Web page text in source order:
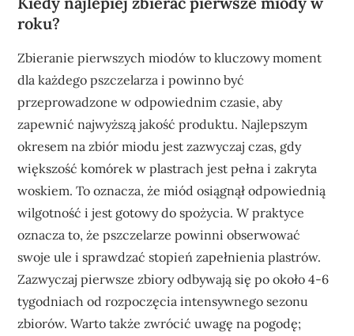
roku?
Zbieranie pierwszych miodów to kluczowy moment
dla każdego pszczelarza i powinno być
przeprowadzone w odpowiednim czasie, aby
zapewnić najwyższą jakość produktu. Najlepszym
okresem na zbiór miodu jest zazwyczaj czas, gdy
większość komórek w plastrach jest pełna i zakryta
woskiem. To oznacza, że miód osiągnął odpowiednią
wilgotność i jest gotowy do spożycia. W praktyce
oznacza to, że pszczelarze powinni obserwować
swoje ule i sprawdzać stopień zapełnienia plastrów.
Zazwyczaj pierwsze zbiory odbywają się po około 4-6
tygodniach od rozpoczęcia intensywnego sezonu
zbiorów. Warto także zwrócić uwagę na pogodę;